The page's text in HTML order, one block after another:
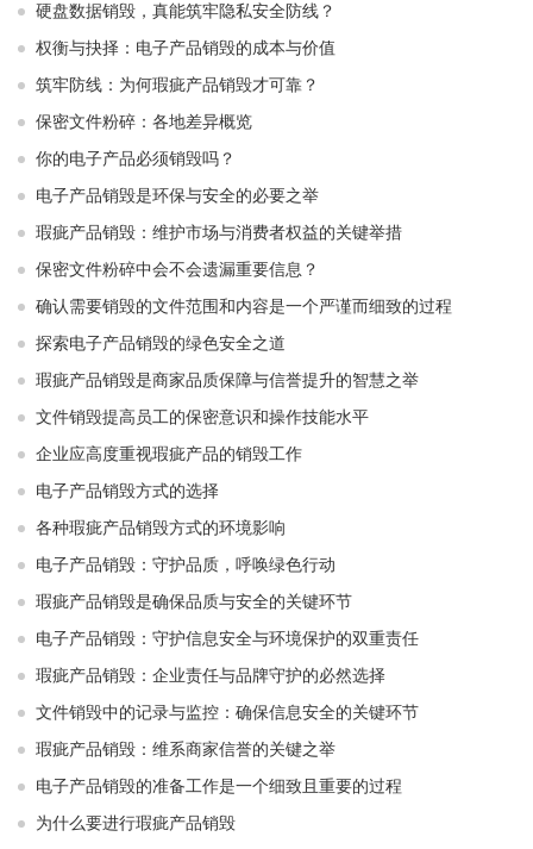
硬盘数据销毁，真能筑牢隐私安全防线？
权衡与抉择：电子产品销毁的成本与价值
筑牢防线：为何瑕疵产品销毁才可靠？
保密文件粉碎：各地差异概览
你的电子产品必须销毁吗？
电子产品销毁是环保与安全的必要之举​ ​
瑕疵产品销毁：维护市场与消费者权益的关键举措​ ​
保密文件粉碎中会不会遗漏重要信息？
确认需要销毁的文件范围和内容是一个严谨而细致的过程
探索电子产品销毁的绿色安全之道
瑕疵产品销毁是商家品质保障与信誉提升的智慧之举
文件销毁提高员工的保密意识和操作技能水平
企业应高度重视瑕疵产品的销毁工作
电子产品销毁方式的选择
各种瑕疵产品销毁方式的环境影响
电子产品销毁：守护品质，呼唤绿色行动
瑕疵产品销毁是确保品质与安全的关键环节
电子产品销毁：守护信息安全与环境保护的双重责任
瑕疵产品销毁：企业责任与品牌守护的必然选择
文件销毁中的记录与监控：确保信息安全的关键环节
瑕疵产品销毁：维系商家信誉的关键之举
电子产品销毁的准备工作是一个细致且重要的过程
为什么要进行瑕疵产品销毁